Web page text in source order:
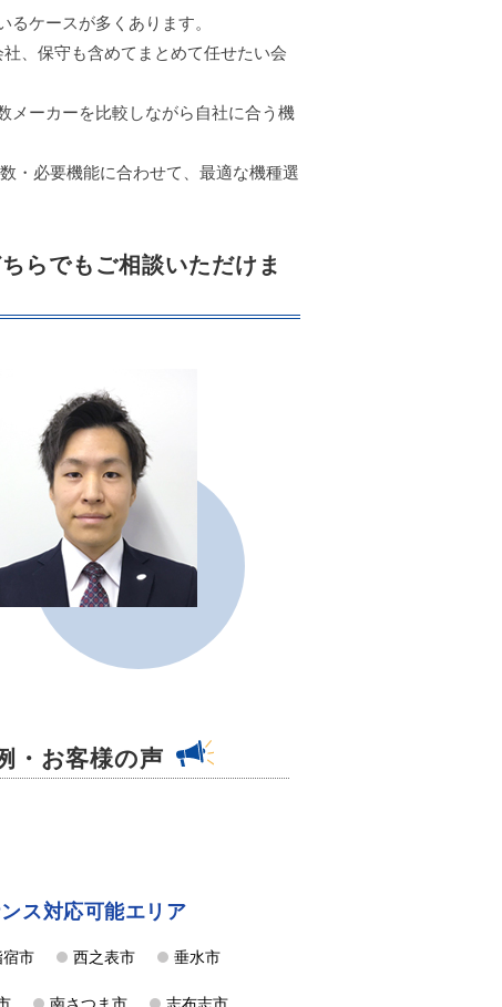
ケースが多くあります。
、保守も含めてまとめて任せたい会
メーカーを比較しながら自社に合う機
・必要機能に合わせて、最適な機種選
らでもご相談いただけま
・お客様の声
ス対応可能エリア
宿市 西之表市 垂水市